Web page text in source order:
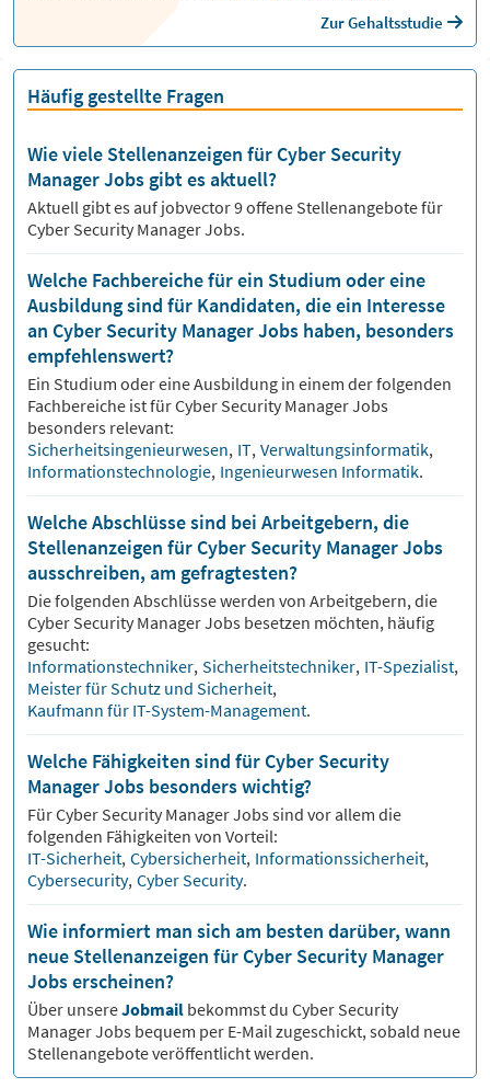
Zur Gehaltsstudie
Häufig gestellte Fragen
Wie viele Stellenanzeigen für Cyber Security
Manager Jobs gibt es aktuell?
Aktuell gibt es auf jobvector9offene Stellenangebote für
Cyber Security Manager Jobs.
Welche Fachbereiche für ein Studium oder eine
Ausbildung sind für Kandidaten, die ein Interesse
an Cyber Security Manager Jobs haben, besonders
empfehlenswert?
Ein Studium oder eine Ausbildung in einem der folgenden
Fachbereiche ist fürCyber Security ManagerJobs
besonders relevant:
Sicherheitsingenieurwesen, IT, Verwaltungsinformatik,
Informationstechnologie, Ingenieurwesen Informatik.
Welche Abschlüsse sind bei Arbeitgebern, die
Stellenanzeigen für Cyber Security Manager Jobs
ausschreiben, am gefragtesten?
Die folgenden Abschlüsse werden von Arbeitgebern, die
Cyber Security ManagerJobs besetzen möchten, häufig
gesucht:
Informationstechniker, Sicherheitstechniker, IT-Spezialist,
Meister für Schutz und Sicherheit,
Kaufmann für IT-System-Management.
Welche Fähigkeiten sind für Cyber Security
Manager Jobs besonders wichtig?
FürCyber Security ManagerJobs sind vor allem die
folgenden Fähigkeiten von Vorteil:
IT-Sicherheit, Cybersicherheit, Informationssicherheit,
Cybersecurity, Cyber Security.
Wie informiert man sich am besten darüber, wann
neue Stellenanzeigen für Cyber Security Manager
Jobs erscheinen?
Über unsereJobmail bekommst du Cyber Security
ManagerJobs bequem per E-Mail zugeschickt, sobald neue
Stellenangebote veröffentlicht werden.